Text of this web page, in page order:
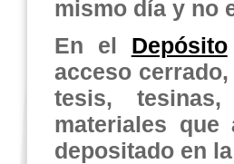
mismo día y no
En el Depósito
acceso
tesis,
materiales que
depositado en